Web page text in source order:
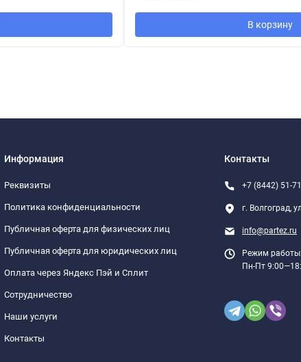
В корзину
Информация
Реквизиты
Политика конфиденциальности
Публичная оферта для физических лиц
Публичная оферта для юридических лиц
Оплата через Яндекс Пэй и Сплит
Сотрудничество
Наши услуги
Контакты
Контакты
+7 (8442) 51-
г. Волгоград,
info@partez.ru
Режим работы:
Пн-Пт